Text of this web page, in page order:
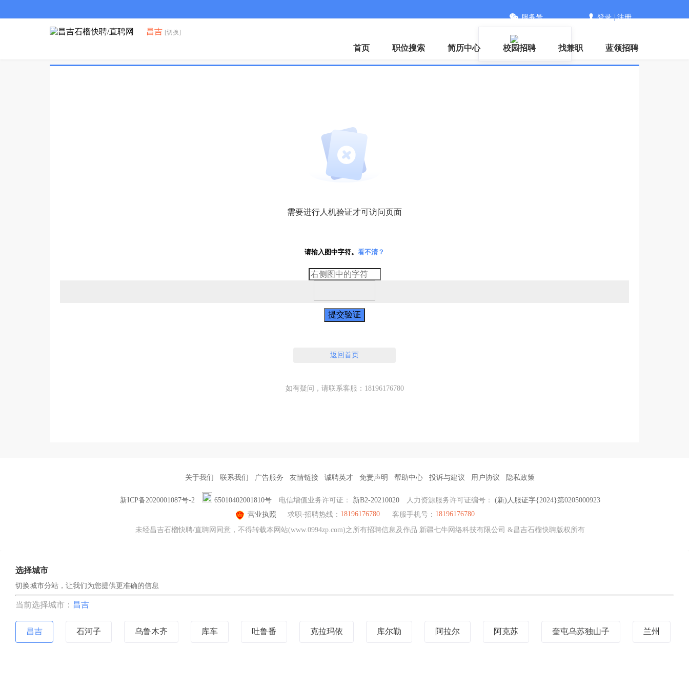
微信 小程序
服务号 登录|注册
昌吉 [切换]
首页 职位搜索 简历中心 校园招聘 找兼职 蓝领招聘
需要进行人机验证才可访问页面
请输入图中字符。 看不清？
提交验证
返回首页
如有疑问，请联系客服：18196176780
关于我们 联系我们 广告服务 友情链接 诚聘英才 免责声明 帮助中心 投诉与建议 用户协议 隐私政策
新ICP备2020001087号-2 65010402001810号 电信增值业务许可证： 新B2-20210020 人力资源服务许可证编号： (新)人服证字{2024}第0205000923
营业执照
求职·招聘热线： 18196176780 客服手机号： 18196176780
未经昌吉石榴快聘/直聘网同意，不得转载本网站(www.0994zp.com)之所有招聘信息及作品 新疆七牛网络科技有限公司 &昌吉石榴快聘版权所有
选择城市
切换城市分站，让我们为您提供更准确的信息
当前选择城市： 昌吉
昌吉 石河子 乌鲁木齐 库车 吐鲁番 克拉玛依 库尔勒 阿拉尔 阿克苏 奎屯乌苏独山子 兰州